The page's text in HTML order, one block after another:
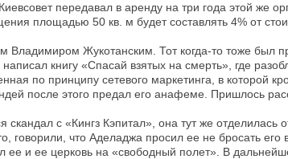
передавал в аренду на три года этой же
площадью 50 кв. м будет составлять 4% от
Жукотанским. Тот когда-то тоже был
книгу «Спасай взятых на смерть», где
по принципу сетевого маркетинга, в которой
после этого предал его анафеме. Пришлось
с «Кингз Кэпитал», она тут же отделилась
что Аделаджа просил ее не бросать его
ее и ее церковь на «свободный полет». В